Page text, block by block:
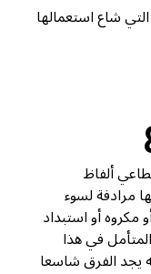
شاع استعمالها
ألفاظ
مرادفة لسوء
مكروه أو استبداد
في هذا
يجد الفرق شاسعا